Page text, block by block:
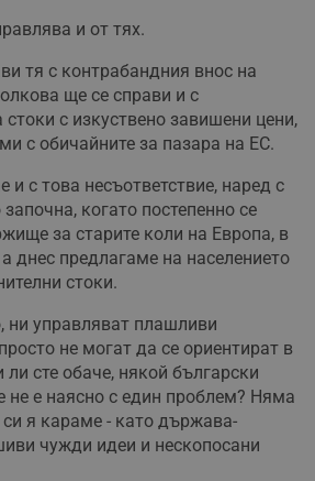
и от тях.
тя с контрабандния внос на
ще се справи и с
стоки с изкуствено завишени цени,
с обичайните за пазара на ЕС.
с това несъответствие, наред с
когато постепенно се
за старите коли на Европа, в
днес предлагаме на населението
стоки.
ни управляват плашливи
не могат да се ориентират в
сте обаче, някой български
не е наясно с един проблем? Няма
я караме - като държава-
чужди идеи и нескопосани